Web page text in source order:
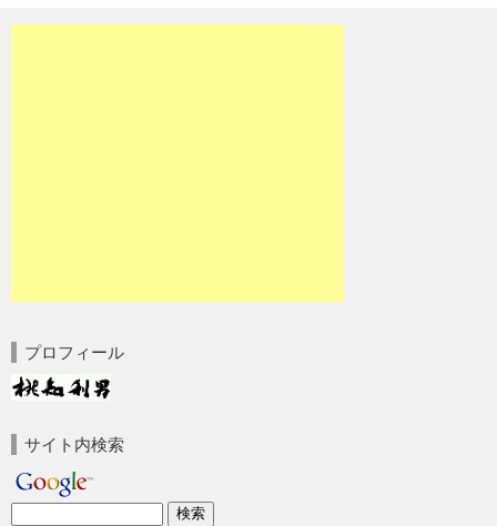
プロフィール
サイト内検索